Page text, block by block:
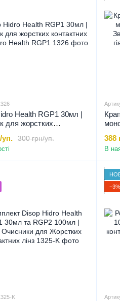
Health RGP1 30мл |
для жорстких
мл300 грн/уп.
уп. 388
В
K
−3%